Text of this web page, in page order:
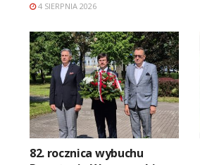
4 SIERPNIA 2026
82. rocznica wybuchu